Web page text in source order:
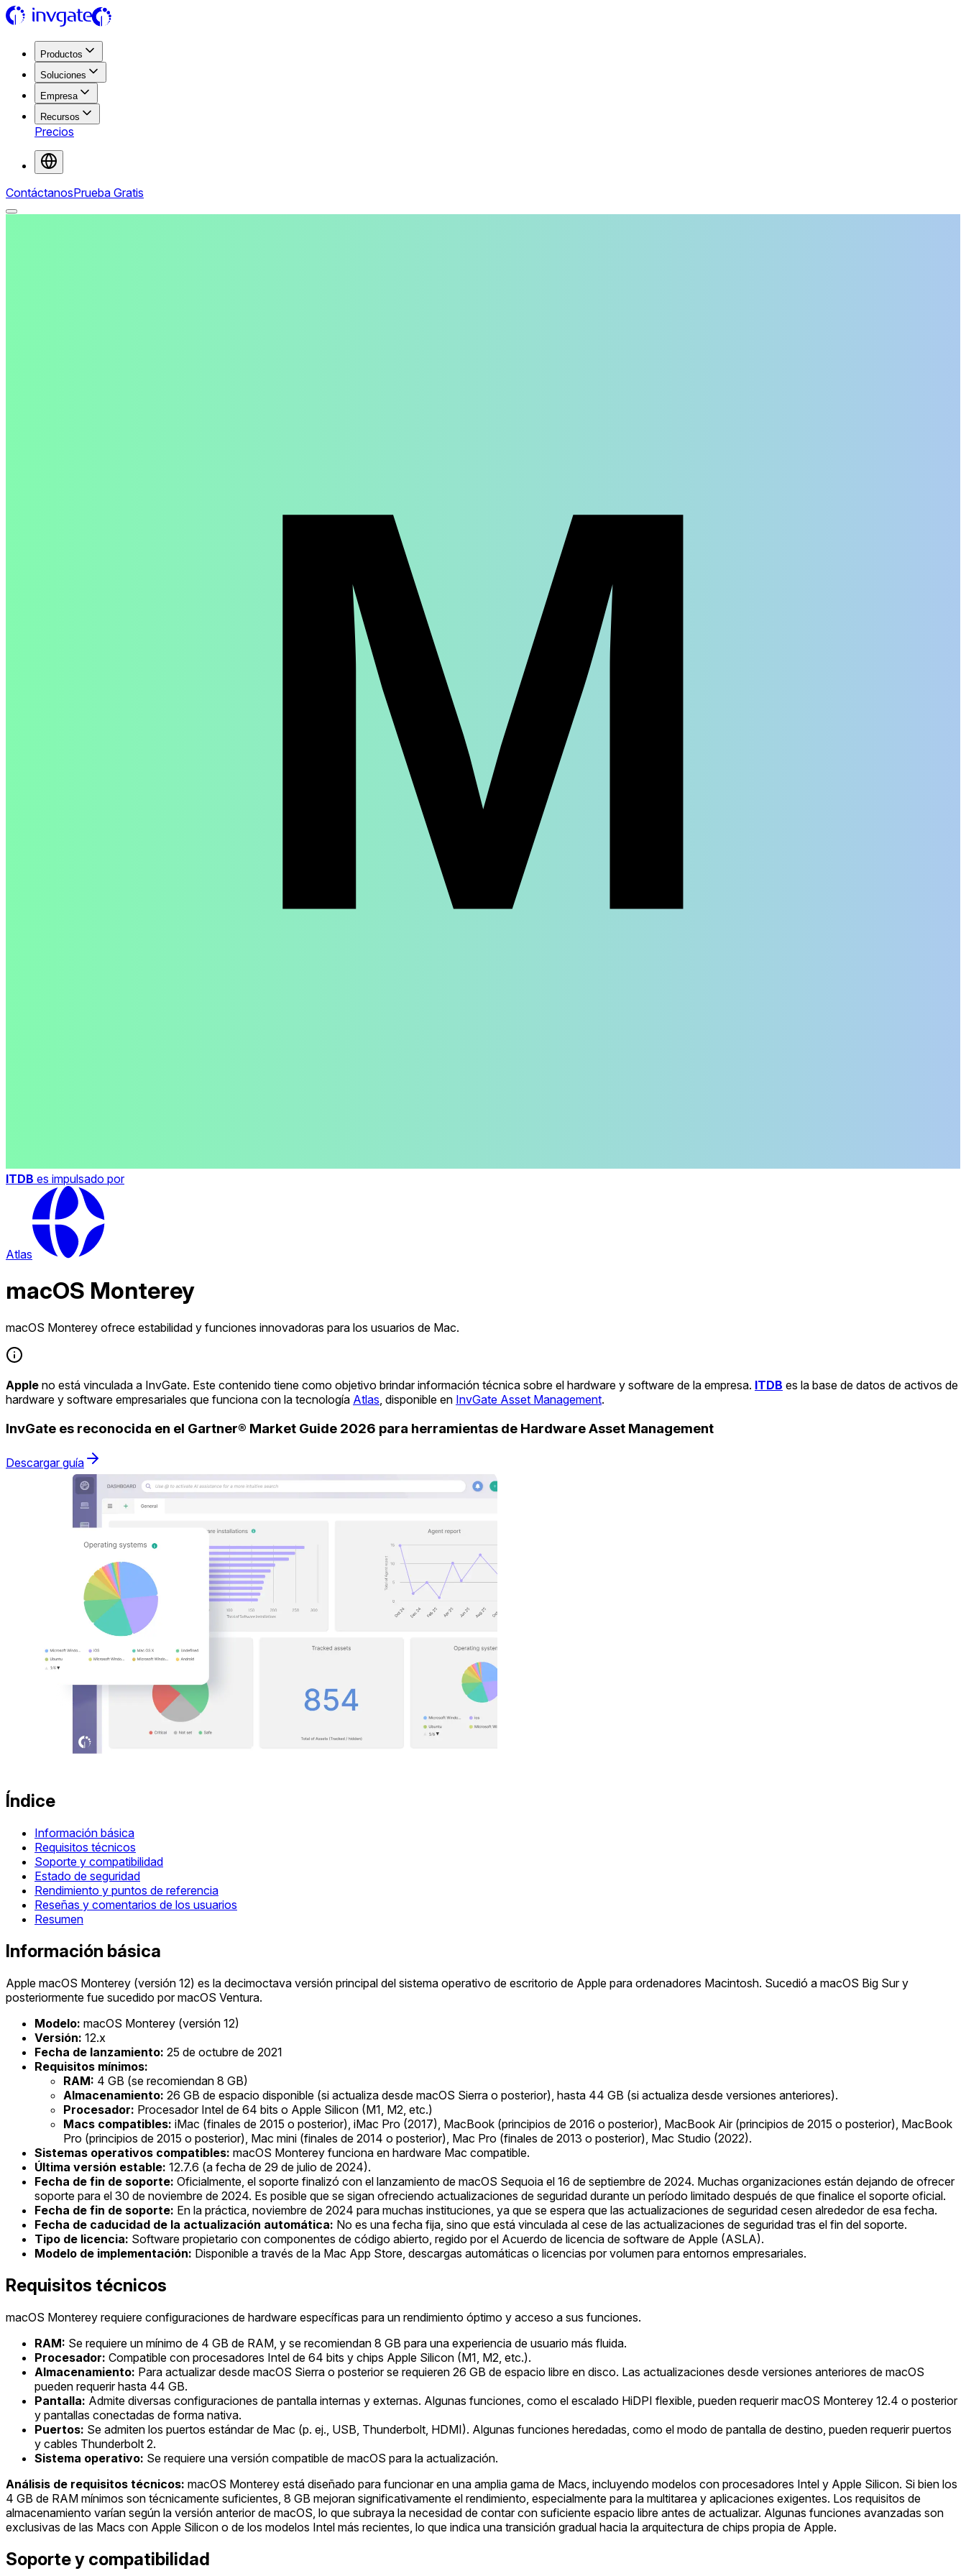
Productos
Soluciones
Empresa
Recursos
Precios
ContáctanosPrueba Gratis
ITDB es impulsado por
Atlas
macOS Monterey
macOS Monterey ofrece estabilidad y funciones innovadoras para los usuarios de Mac.
Apple no está vinculada a InvGate. Este contenido tiene como objetivo brindar información técnica sobre el hardware y software de la empresa. ITDB es la base de datos de activos de
hardware y software empresariales que funciona con la tecnología Atlas , disponible en InvGate Asset Management.
InvGate es reconocida en el Gartner® Market Guide 2026 para herramientas de Hardware Asset Management
Descargar guía
Índice
Información básica
Requisitos técnicos
Soporte y compatibilidad
Estado de seguridad
Rendimiento y puntos de referencia
Reseñas y comentarios de los usuarios
Resumen
Información básica
Apple macOS Monterey (versión 12) es la decimoctava versión principal del sistema operativo de escritorio de Apple para ordenadores Macintosh. Sucedió a macOS Big Sur y
posteriormente fue sucedido por macOS Ventura.
Modelo: macOS Monterey (versión 12)
Versión: 12.x
Fecha de lanzamiento: 25 de octubre de 2021
Requisitos mínimos:
RAM: 4 GB (se recomiendan 8 GB)
Almacenamiento: 26 GB de espacio disponible (si actualiza desde macOS Sierra o posterior), hasta 44 GB (si actualiza desde versiones anteriores).
Procesador: Procesador Intel de 64 bits o Apple Silicon (M1, M2, etc.)
Macs compatibles: iMac (finales de 2015 o posterior), iMac Pro (2017), MacBook (principios de 2016 o posterior), MacBook Air (principios de 2015 o posterior), MacBook
Pro (principios de 2015 o posterior), Mac mini (finales de 2014 o posterior), Mac Pro (finales de 2013 o posterior), Mac Studio (2022).
Sistemas operativos compatibles: macOS Monterey funciona en hardware Mac compatible.
Última versión estable: 12.7.6 (a fecha de 29 de julio de 2024).
Fecha de fin de soporte: Oficialmente, el soporte finalizó con el lanzamiento de macOS Sequoia el 16 de septiembre de 2024. Muchas organizaciones están dejando de ofrecer
soporte para el 30 de noviembre de 2024. Es posible que se sigan ofreciendo actualizaciones de seguridad durante un período limitado después de que finalice el soporte oficial.
Fecha de fin de soporte: En la práctica, noviembre de 2024 para muchas instituciones, ya que se espera que las actualizaciones de seguridad cesen alrededor de esa fecha.
Fecha de caducidad de la actualización automática: No es una fecha fija, sino que está vinculada al cese de las actualizaciones de seguridad tras el fin del soporte.
Tipo de licencia: Software propietario con componentes de código abierto, regido por el Acuerdo de licencia de software de Apple (ASLA).
Modelo de implementación: Disponible a través de la Mac App Store, descargas automáticas o licencias por volumen para entornos empresariales.
Requisitos técnicos
macOS Monterey requiere configuraciones de hardware específicas para un rendimiento óptimo y acceso a sus funciones.
RAM: Se requiere un mínimo de 4 GB de RAM, y se recomiendan 8 GB para una experiencia de usuario más fluida.
Procesador: Compatible con procesadores Intel de 64 bits y chips Apple Silicon (M1, M2, etc.).
Almacenamiento: Para actualizar desde macOS Sierra o posterior se requieren 26 GB de espacio libre en disco. Las actualizaciones desde versiones anteriores de macOS
pueden requerir hasta 44 GB.
Pantalla: Admite diversas configuraciones de pantalla internas y externas. Algunas funciones, como el escalado HiDPI flexible, pueden requerir macOS Monterey 12.4 o posterior
y pantallas conectadas de forma nativa.
Puertos: Se admiten los puertos estándar de Mac (p. ej., USB, Thunderbolt, HDMI). Algunas funciones heredadas, como el modo de pantalla de destino, pueden requerir puertos
y cables Thunderbolt 2.
Sistema operativo: Se requiere una versión compatible de macOS para la actualización.
Análisis de requisitos técnicos: macOS Monterey está diseñado para funcionar en una amplia gama de Macs, incluyendo modelos con procesadores Intel y Apple Silicon. Si bien los
4 GB de RAM mínimos son técnicamente suficientes, 8 GB mejoran significativamente el rendimiento, especialmente para la multitarea y aplicaciones exigentes. Los requisitos de
almacenamiento varían según la versión anterior de macOS, lo que subraya la necesidad de contar con suficiente espacio libre antes de actualizar. Algunas funciones avanzadas son
exclusivas de las Macs con Apple Silicon o de los modelos Intel más recientes, lo que indica una transición gradual hacia la arquitectura de chips propia de Apple.
Soporte y compatibilidad